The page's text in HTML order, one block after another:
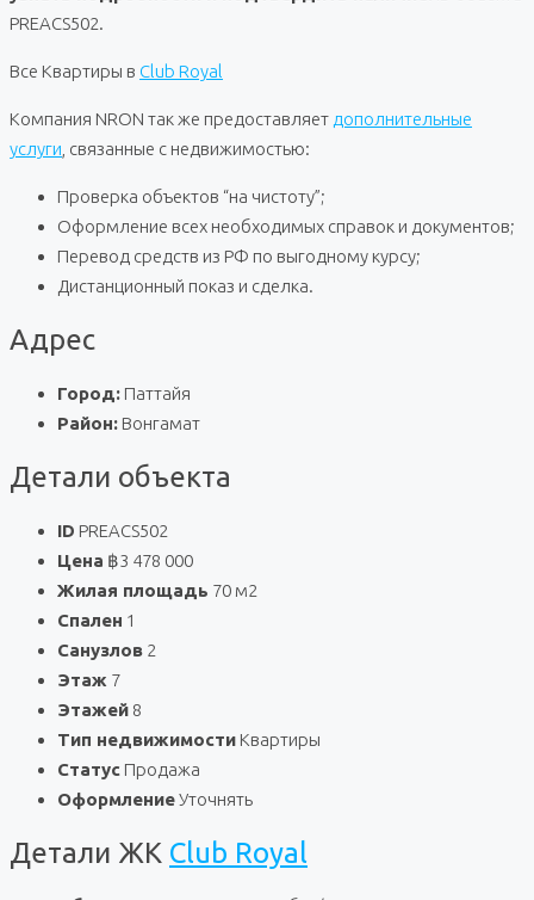
PREACS502.
Все Квартиры в Club Royal
Компания NRON так же предоставляет дополнительные
услуги , связанные с недвижимостью:
Проверка объектов “на чистоту”;
Оформление всех необходимых справок и документов;
Перевод средств из РФ по выгодному курсу;
Дистанционный показ и сделка.
Адрес
Город: Паттайя
Район: Вонгамат
Детали объекта
ID PREACS502
Цена ฿3 478 000
Жилая площадь 70 м2
Спален 1
Санузлов 2
Этаж 7
Этажей 8
Тип недвижимости Квартиры
Статус Продажа
ОформлениеУточнять
Детали ЖК Club Royal